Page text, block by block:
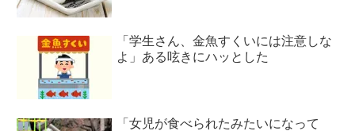
「学生さん、金魚すくいには注意しな
よ」ある呟きにハッとした
「女児が食べられたみたいになって